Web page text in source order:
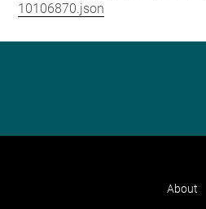
10106870.json
About